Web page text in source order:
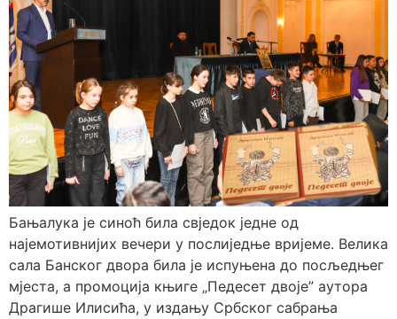
Бањалука је синоћ била свједок једне од
најемотивнијих вечери у послиједње вријеме. Велика
сала Банског двора била је испуњена до посљедњег
мјеста, а промоција књиге „Педесет двоје” аутора
Драгише Илисића, у издању Србског сабрања